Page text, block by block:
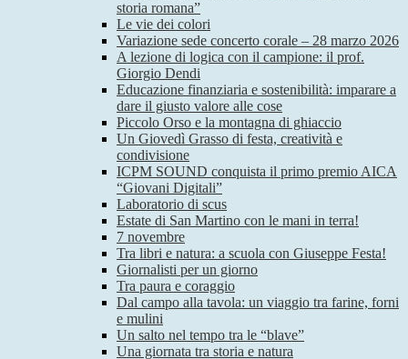
storia romana”
Le vie dei colori
Variazione sede concerto corale – 28 marzo 2026
A lezione di logica con il campione: il prof.
Giorgio Dendi
Educazione finanziaria e sostenibilità: imparare a
dare il giusto valore alle cose
Piccolo Orso e la montagna di ghiaccio
Un Giovedì Grasso di festa, creatività e
condivisione
ICPM SOUND conquista il primo premio AICA
“Giovani Digitali”
Laboratorio di scus
Estate di San Martino con le mani in terra!
7 novembre
Tra libri e natura: a scuola con Giuseppe Festa!
Giornalisti per un giorno
Tra paura e coraggio
Dal campo alla tavola: un viaggio tra farine, forni
e mulini
Un salto nel tempo tra le “blave”
Una giornata tra storia e natura